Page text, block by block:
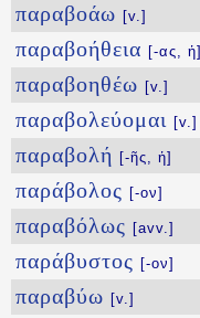
παραβοάω [v.]
παραβοήθεια [-ας, ἡ]
παραβοηθέω [v.]
παραβολεύομαι [v.]
παραβολή [-ῆς, ἡ]
παράβολος [-ον]
παραβόλως [avv.]
παράβυστος [-ον]
παραβύω [v.]